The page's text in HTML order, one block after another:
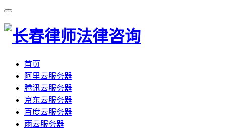
首页
阿里云服务器
腾讯云服务器
京东云服务器
百度云服务器
雨云服务器